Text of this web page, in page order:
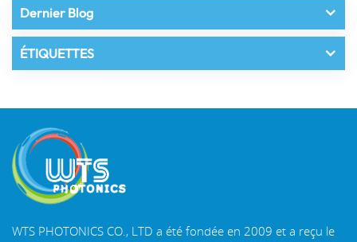
Dernier Blog
ÉTIQUETTES
WTS PHOTONICS CO., LTD a été fondée en 2009 et a reçu le